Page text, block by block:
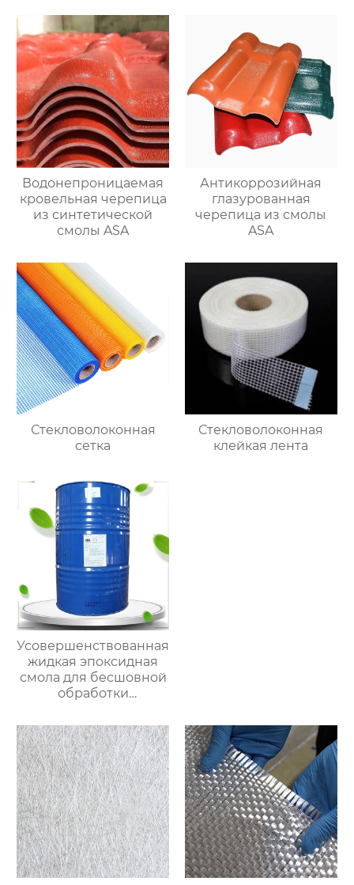
Водонепроницаемая
кровельная черепица
из синтетической
смолы ASA
Антикоррозийная
глазурованная
черепица из смолы
ASA
Стекловолоконная
сетка
Стекловолоконная
клейкая лента
Усовершенствованная
жидкая эпоксидная
смола для бесшовной
обработки
стекловолоконных
строительных
материалов